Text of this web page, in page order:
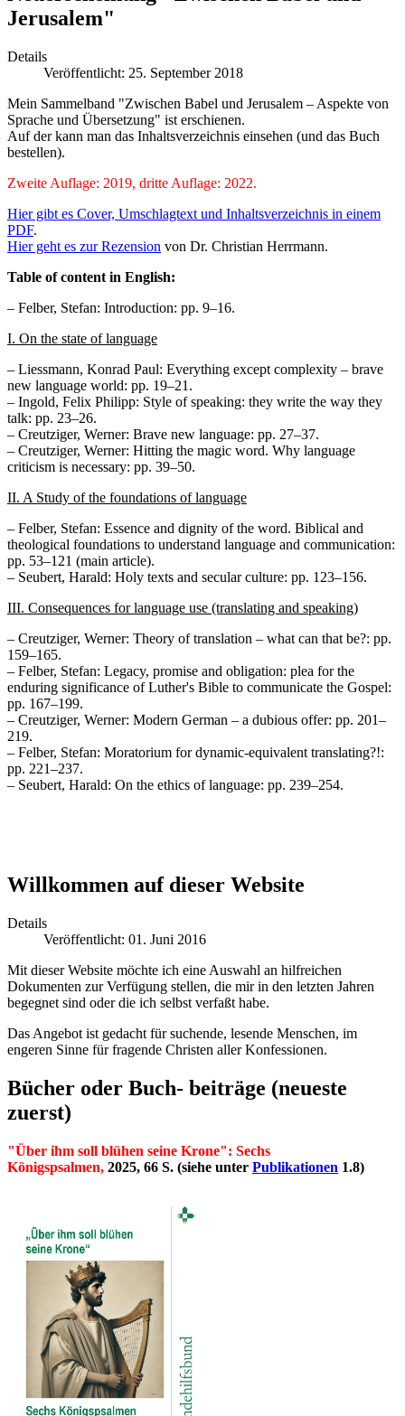
Jerusalem"
Details
Veröffentlicht: 25. September 2018
Mein Sammelband "Zwischen Babel und Jerusalem – Aspekte von
Sprache und Übersetzung" ist erschienen.
Auf der kann man das Inhaltsverzeichnis einsehen (und das Buch
bestellen).
Zweite Auflage: 2019, dritte Auflage: 2022.
Hier gibt es Cover, Umschlagtext und Inhaltsverzeichnis in einem
PDF.
Hier geht es zur Rezension von Dr. Christian Herrmann.
Table of content in English:
– Felber, Stefan: Introduction: pp. 9–16.
I. On the state of language
– Liessmann, Konrad Paul: Everything except complexity – brave
new language world: pp. 19–21.
– Ingold, Felix Philipp: Style of speaking: they write the way they
talk: pp. 23–26.
– Creutziger, Werner: Brave new language: pp. 27–37.
– Creutziger, Werner: Hitting the magic word. Why language
criticism is necessary: pp. 39–50.
II. A Study of the foundations oflanguage
– Felber, Stefan: Essence and dignity of the word. Biblical and
theological foundations to understand language and communication:
pp. 53–121 (main article).
– Seubert, Harald: Holy texts and secular culture: pp. 123–156.
III. Consequences for language use (translating and speaking)
– Creutziger, Werner: Theory of translation – what can that be?: pp.
159–165.
– Felber, Stefan: Legacy, promise and obligation: plea for the
enduring significance of Luther's Bible to communicate the Gospel:
pp. 167–199.
– Creutziger, Werner: Modern German – a dubious offer: pp. 201–
219.
– Felber, Stefan: Moratorium for dynamic-equivalent translating?!:
pp. 221–237.
– Seubert, Harald: On the ethics of language: pp. 239–254.
Willkommen auf dieser Website
Details
Veröffentlicht: 01. Juni 2016
Mit dieser Website möchte ich eine Auswahl an hilfreichen
Dokumenten zur Verfügung stellen, die mir in den letzten Jahren
begegnet sind oder die ich selbst verfaßt habe.
Das Angebot ist gedacht für suchende, lesende Menschen, im
engeren Sinne für fragende Christen aller Konfessionen.
Bücher oder Buch- beiträge (neueste
zuerst)
"Über ihm soll blühen seine Krone": Sechs
Königspsalmen, 2025, 66 S. (siehe unter Publikationen 1.8)